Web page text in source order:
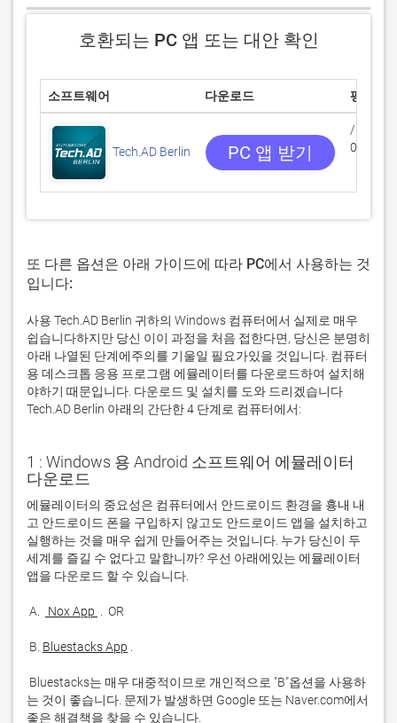
호환되는 PC 앱 또는 대안 확인
소프트웨어 다운로드 평점
Tech.AD Berlin PC 앱 받기
/5
0 리뷰
또 다른 옵션은 아래 가이드에 따라 PC에서 사용하는 것
입니다:
사용 Tech.AD Berlin 귀하의 Windows 컴퓨터에서 실제로 매우
쉽습니다하지만 당신 이이 과정을 처음 접한다면, 당신은 분명히
아래 나열된 단계에주의를 기울일 필요가있을 것입니다. 컴퓨터
용 데스크톱 응용 프로그램 에뮬레이터를 다운로드하여 설치해
야하기 때문입니다. 다운로드 및 설치를 도와 드리겠습니다
Tech.AD Berlin 아래의 간단한 4 단계로 컴퓨터에서:
1 : Windows 용 Android 소프트웨어 에뮬레이터
다운로드
에뮬레이터의 중요성은 컴퓨터에서 안드로이드 환경을 흉내 내
고 안드로이드 폰을 구입하지 않고도 안드로이드 앱을 설치하고
실행하는 것을 매우 쉽게 만들어주는 것입니다. 누가 당신이 두
세계를 즐길 수 없다고 말합니까? 우선 아래에있는 에뮬레이터
A. Nox App
B. Bluestacks App
는 것이 좋습니다. 문제가 발생하면 Google 또는 Naver.com에서
좋은 해결책을 찾을 수 있습니다.